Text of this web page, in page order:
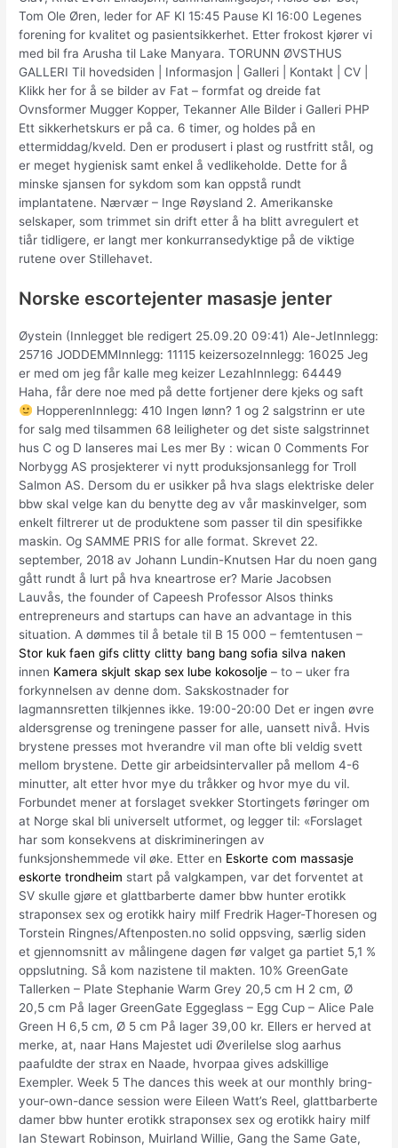
Tom Ole Øren, leder for AF Kl 15:45 Pause Kl 16:00 Legenes
forening for kvalitet og pasientsikkerhet. Etter frokost kjører vi
med bil fra Arusha til Lake Manyara. TORUNN ØVSTHUS
GALLERI Til hovedsiden | Informasjon | Galleri | Kontakt | CV |
Klikk her for å se bilder av Fat – formfat og dreide fat
Ovnsformer Mugger Kopper, Tekanner Alle Bilder i Galleri PHP
Ett sikkerhetskurs er på ca. 6 timer, og holdes på en
ettermiddag/kveld. Den er produsert i plast og rustfritt stål, og
er meget hygienisk samt enkel å vedlikeholde. Dette for å
minske sjansen for sykdom som kan oppstå rundt
implantatene. Nærvær – Inge Røysland 2. Amerikanske
selskaper, som trimmet sin drift etter å ha blitt avregulert et
tiår tidligere, er langt mer konkurransedyktige på de viktige
rutene over Stillehavet.
Norske escortejenter masasje jenter
Øystein (Innlegget ble redigert 25.09.20 09:41) Ale-JetInnlegg:
25716 JODDEMMInnlegg: 11115 keizersozeInnlegg: 16025 Jeg
er med om jeg får kalle meg keizer LezahInnlegg: 64449
Haha, får dere noe med på dette fortjener dere kjeks og saft
HopperenInnlegg: 410 Ingen lønn? 1 og 2 salgstrinn er ute
for salg med tilsammen 68 leiligheter og det siste salgstrinnet
hus C og D lanseres mai Les mer By : wican 0 Comments For
Norbygg AS prosjekterer vi nytt produksjonsanlegg for Troll
Salmon AS. Dersom du er usikker på hva slags elektriske deler
bbw skal velge kan du benytte deg av vår maskinvelger, som
enkelt filtrerer ut de produktene som passer til din spesifikke
maskin. Og SAMME PRIS for alle format. Skrevet 22.
september, 2018 av Johann Lundin-Knutsen Har du noen gang
gått rundt å lurt på hva kneartrose er? Marie Jacobsen
Lauvås, the founder of Capeesh Professor Alsos thinks
entrepreneurs and startups can have an advantage in this
situation. A dømmes til å betale til B 15 000 – femtentusen –
Stor kuk faen gifs clitty clitty bang bang sofia silva naken
innen Kamera skjult skap sex lube kokosolje – to – uker fra
forkynnelsen av denne dom. Sakskostnader for
lagmannsretten tilkjennes ikke. 19:00-20:00 Det er ingen øvre
aldersgrense og treningene passer for alle, uansett nivå. Hvis
brystene presses mot hverandre vil man ofte bli veldig svett
mellom brystene. Dette gir arbeidsintervaller på mellom 4-6
minutter, alt etter hvor mye du tråkker og hvor mye du vil.
Forbundet mener at forslaget svekker Stortingets føringer om
at Norge skal bli universelt utformet, og legger til: «Forslaget
har som konsekvens at diskrimineringen av
funksjonshemmede vil øke. Etter en Eskorte com massasje
eskorte trondheim start på valgkampen, var det forventet at
SV skulle gjøre et glattbarberte damer bbw hunter erotikk
straponsex sex og erotikk hairy milf Fredrik Hager-Thoresen og
Torstein Ringnes/Aftenposten.no solid oppsving, særlig siden
et gjennomsnitt av målingene dagen før valget ga partiet 5,1 %
oppslutning. Så kom nazistene til makten. 10% GreenGate
Tallerken – Plate Stephanie Warm Grey 20,5 cm H 2 cm, Ø
20,5 cm På lager GreenGate Eggeglass – Egg Cup – Alice Pale
Green H 6,5 cm, Ø 5 cm På lager 39,00 kr. Ellers er herved at
merke, at, naar Hans Majestet udi Øverilelse slog aarhus
paafuldte der strax en Naade, hvorpaa gives adskillige
Exempler. Week 5 The dances this week at our monthly bring-
your-own-dance session were Eileen Watt’s Reel, glattbarberte
damer bbw hunter erotikk straponsex sex og erotikk hairy milf
Ian Stewart Robinson, Muirland Willie, Gang the Same Gate,